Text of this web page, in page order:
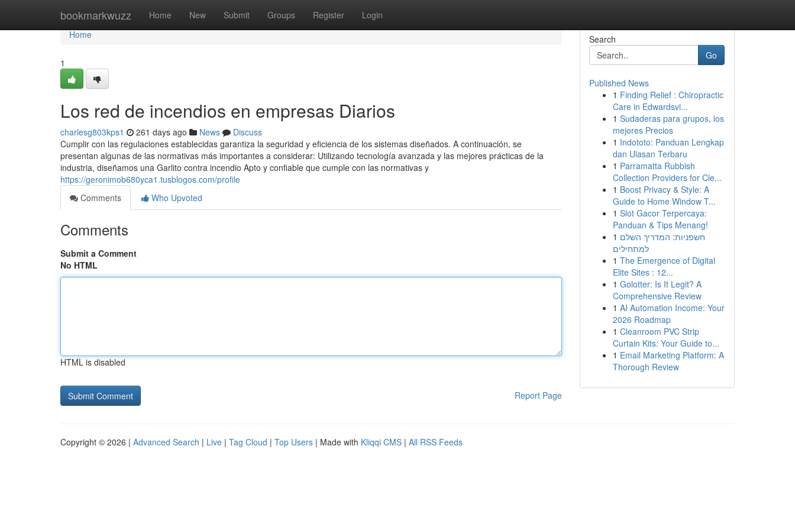
bookmarkwuzz Home New Submit Groups Register Login
Home
Home
1
Los red de incendios en empresas Diarios
charlesg803kps1 261 days ago News
Discuss
Cumplir con las regulaciones establecidas garantiza la seguridad y eficiencia de los sistemas diseñados. A continuación, se
presentan algunas de las normativas más importantes a considerar: Utilizando tecnología avanzada y las mejores prácticas de la
industria, diseñamos una Garlito contra incendio Apto y confiable que cumple con las normativas y
https://geronimob680yca1.tusblogos.com/profile
Comments
Who Upvoted
Comments
Submit a Comment
No HTML
HTML is disabled
Report Page
Search
Go
Published News
1 Finding Relief : Chiropractic
Care in Edwardsvi...
1 Sudaderas para grupos, los
mejores Precios
1 Indototo: Panduan Lengkap
dan Ulasan Terbaru
1 Parramatta Rubbish
Collection Providers for Cle...
1 Boost Privacy & Style: A
Guide to Home Window T...
1 Slot Gacor Terpercaya:
Panduan & Tips Menang!
1 חשפניות: המדריך השלם
למתחילים
1 The Emergence of Digital
Elite Sites : 12...
1 Golotter: Is It Legit? A
Comprehensive Review
1 AI Automation Income: Your
2026 Roadmap
1 Cleanroom PVC Strip
Curtain Kits: Your Guide to...
1 Email Marketing Platform: A
Thorough Review
Copyright © 2026 | Advanced Search | Live | Tag Cloud | Top Users | Made with Kliqqi CMS | All RSS Feeds